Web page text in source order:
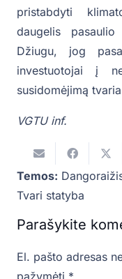
pristabdyti
daugelis
Džiugu, jog
investuotojai į
susidomėjimą
VGTU inf.
Temos:
Tvari statyba
Parašykite
El. pašto adresas